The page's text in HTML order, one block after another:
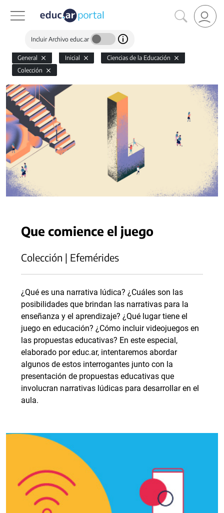
Incluir Archivo educ.ar
General Inicial
Ciencias de la Educación
Colección
Que comience el juego
Colección | Efemérides
¿Qué es una narrativa lúdica? ¿Cuáles son las
posibilidades que brindan las narrativas para la
enseñanza y el aprendizaje? ¿Qué lugar tiene el
juego en educación? ¿Cómo incluir videojuegos en
las propuestas educativas? En este especial,
elaborado por educ.ar, intentaremos abordar
algunos de estos interrogantes junto con la
presentación de propuestas educativas que
involucran narrativas lúdicas para desarrollar en el
aula.